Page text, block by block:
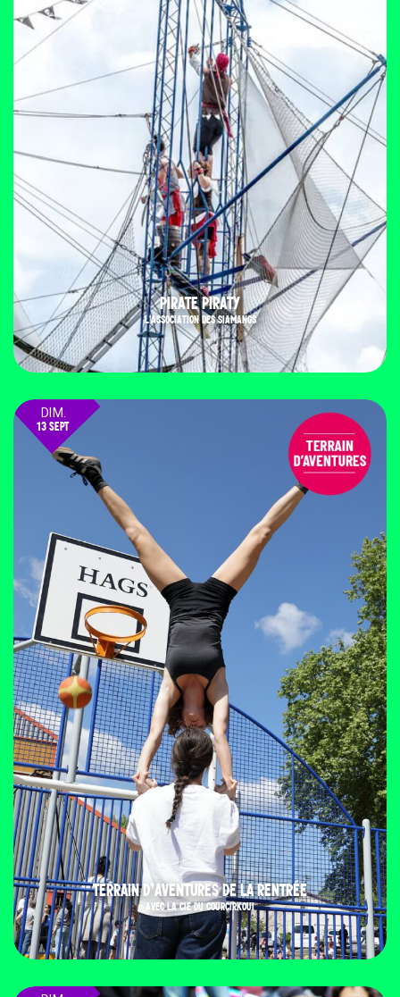
PIRATE PIRATY
L'ASSOCIATION DES SIAMANGS
DIM.
13 SEPT
TERRAIN D’AVENTURES DE LA RENTRÉE
AVEC LA CIE DU COURCIRKOUI